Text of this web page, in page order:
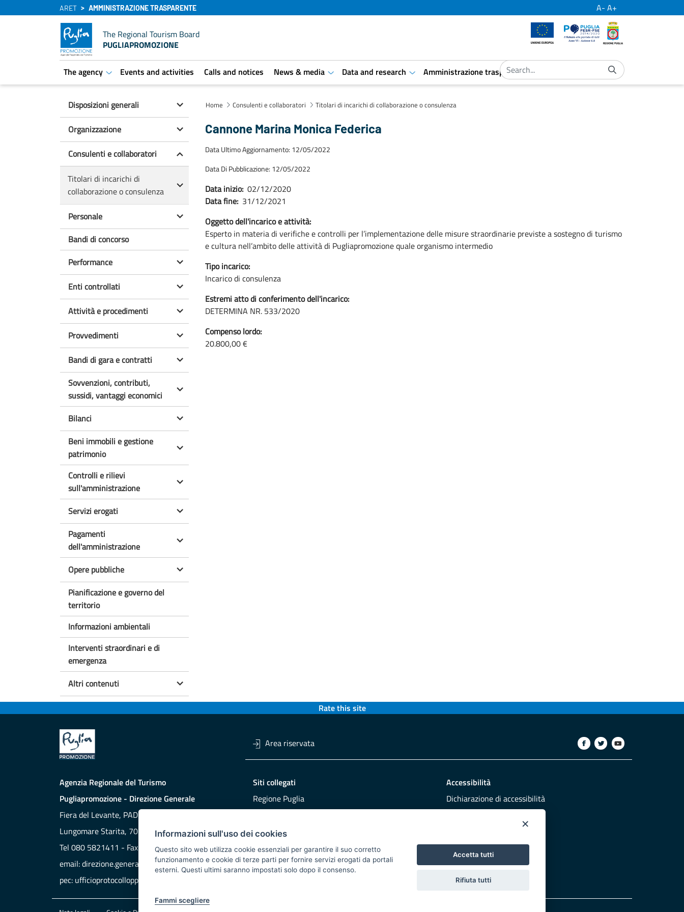
×
Informazioni sull'uso dei cookies
Questo sito web utilizza cookie essenziali per garantire il suo corretto
funzionamento e cookie di terze parti per fornire servizi erogati da portali
esterni. Questi ultimi saranno impostati solo dopo il consenso.
Fammi scegliere
Accetta tutti
Rifiuta tutti
ARET AMMINISTRAZIONE TRASPARENTE A- A+
The Regional Tourism Board
PUGLIAPROMOZIONE
European UnionPor Puglia
The agency
aret.open.submenu
Events and activities Calls and notices News & media
aret.open.submenu
Data and research
aret.open.submenu
Amministrazione trasparente
aret.open.submenu
Disposizioni generali
Organizzazione
Consulenti e collaboratori
Titolari di incarichi di
collaborazione o consulenza
Personale
Bandi di concorso
Performance
Enti controllati
Attività e procedimenti
Provvedimenti
Bandi di gara e contratti
Sovvenzioni, contributi,
sussidi, vantaggi economici
Bilanci
Beni immobili e gestione
patrimonio
Controlli e rilievi
sull'amministrazione
Servizi erogati
Pagamenti
dell'amministrazione
Opere pubbliche
Pianificazione e governo del
territorio
Informazioni ambientali
Interventi straordinari e di
emergenza
Altri contenuti
Home Consulenti e collaboratori Titolari di incarichi di collaborazione o consulenza
Cannone Marina Monica Federica
Data Ultimo Aggiornamento: 12/05/2022
Data Di Pubblicazione: 12/05/2022
Data inizio: 02/12/2020
Data fine: 31/12/2021
Oggetto dell'incarico e attività:
Esperto in materia di verifiche e controlli per l’implementazione delle misure straordinarie previste a sostegno di turismo
e cultura nell’ambito delle attività di Pugliapromozione quale organismo intermedio
Tipo incarico:
Incarico di consulenza
Estremi atto di conferimento dell'incarico:
DETERMINA NR. 533/2020
Compenso lordo:
20.800,00 €
Rate this site
Area riservata
Agenzia Regionale del Turismo
Pugliapromozione - Direzione Generale
Fiera del Levante, PAD. 172
Lungomare Starita, 70132 BARI
Tel 080 5821411 - Fax 080 5821429
email:direzione.generale@aret.regione.puglia.it
pec: ufficioprotocollopp@pec.it
Siti collegati
Regione Puglia
DMS Puglia
Buy Puglia
Accessibilità
Dichiarazione di accessibilità
Responsabili pubblicazione